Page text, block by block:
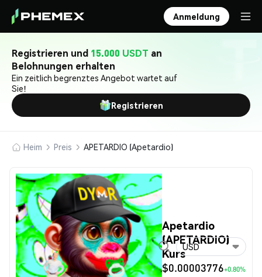
Anmeldung
Registrieren und 15.000 USDT an
Belohnungen erhalten
Ein zeitlich begrenztes Angebot wartet auf
Sie!
Registrieren
Heim Preis APETARDIO (Apetardio)
Apetardio
(APETARDIO)
Kurs
$0.00003776+0.80%
USD